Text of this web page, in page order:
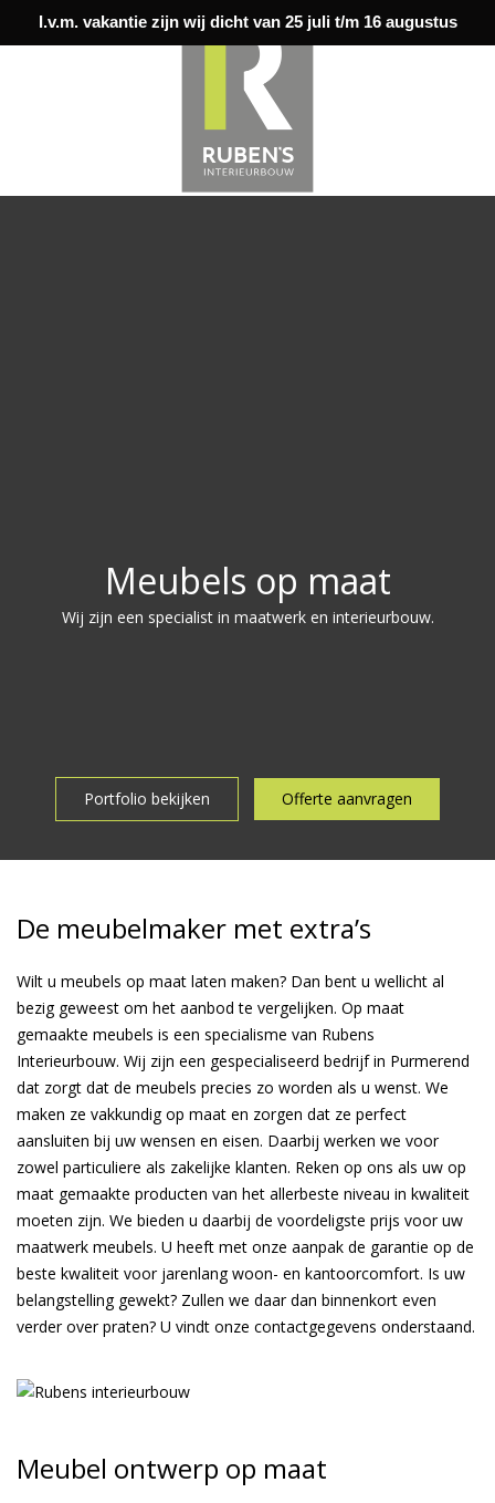
I.v.m. vakantie zijn wij dicht van 25 juli t/m 16 augustus
Meubels op maat
Wij zijn een specialist in maatwerk en interieurbouw.
Portfolio bekijken Offerte aanvragen
De meubelmaker met extra’s
Wilt u meubels op maat laten maken? Dan bent u wellicht al
bezig geweest om het aanbod te vergelijken. Op maat
gemaakte meubels is een specialisme van Rubens
Interieurbouw. Wij zijn een gespecialiseerd bedrijf in Purmerend
dat zorgt dat de meubels precies zo worden als u wenst. We
maken ze vakkundig op maat en zorgen dat ze perfect
aansluiten bij uw wensen en eisen. Daarbij werken we voor
zowel particuliere als zakelijke klanten. Reken op ons als uw op
maat gemaakte producten van het allerbeste niveau in kwaliteit
moeten zijn. We bieden u daarbij de voordeligste prijs voor uw
maatwerk meubels. U heeft met onze aanpak de garantie op de
beste kwaliteit voor jarenlang woon- en kantoorcomfort. Is uw
belangstelling gewekt? Zullen we daar dan binnenkort even
verder over praten? U vindt onze contactgegevens onderstaand.
Meubel ontwerp op maat